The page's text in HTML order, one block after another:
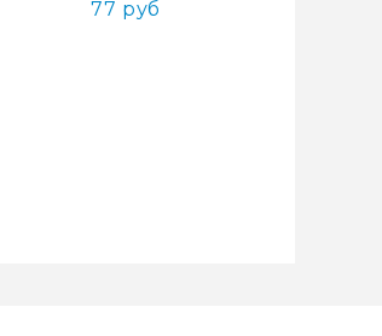
77 руб